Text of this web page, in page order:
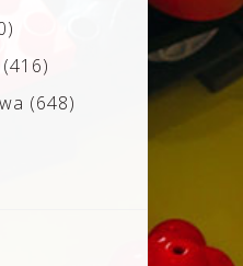
(416)
(648)